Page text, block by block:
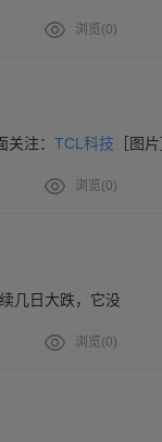
浏览(0)
注： TCL科技 ［图
浏览(0)
几日大跌，它没
浏览(0)